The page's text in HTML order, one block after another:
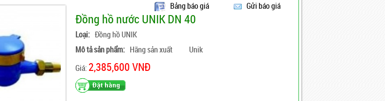
Bảng báo giá
Gửi báo giá
Đồng hồ nước UNIK DN 40
Loại: Đồng hồ UNIK
Mô tả sản phẩm: Hãng sản xuất
Unik
Giá: 2,385,600 VNĐ